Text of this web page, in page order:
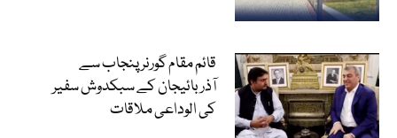
قائم مقام گورنر پنجاب سے
آذربائیجان کے سبکدوش سفیر
کی الوداعی ملاقات